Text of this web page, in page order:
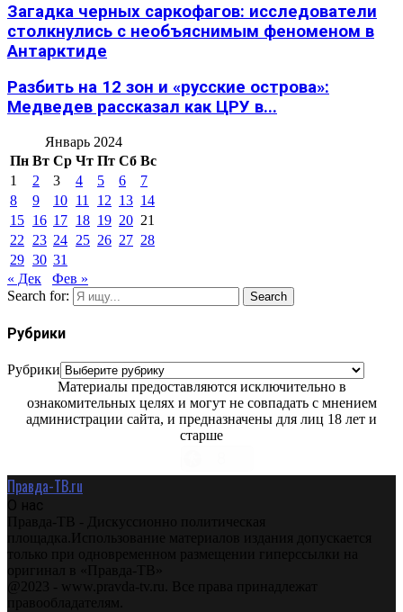
Загадка черных саркофагов: исследователи
столкнулись с необъяснимым феноменом в
Антарктиде
Разбить на 12 зон и «русские острова»:
Медведев рассказал как ЦРУ в...
Январь 2024
Пн Вт Ср Чт Пт Сб Вс
1
2 3 4 5 6
7
8
9 10 11 12 13 14
15 16 17 18 19 20 21
22
23 24 25 26 27 28
29 30 31
« Дек
Фев »
Search for:
Search
Рубрики
Рубрики
Материалы предоставляются исключительно в
ознакомительных целях и могут не совпадать с мнением
администрации сайта, и предназначены для лиц 18 лет и
старше
Правда-ТВ.ru
О нас
Правда-ТВ - Дискуссионно политическая
площадка.Использование материалов издания допускается
только при одновременном размещении гиперссылки на
оригинал в «Правда-ТВ»
@2023 - www.pravda-tv.ru. Все права принадлежат
правообладателям.